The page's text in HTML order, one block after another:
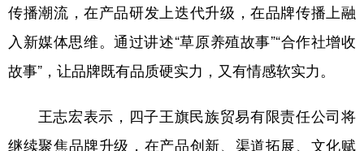
传播潮流，在产品研发上迭代升级，在品牌传播上融
入新媒体思维。通过讲述“草原养殖故事”“合作社增收
故事”，让品牌既有品质硬实力，又有情感软实力。
王志宏表示，四子王旗民族贸易有限责任公司将
继续聚焦品牌升级，在产品创新、渠道拓展、文化赋